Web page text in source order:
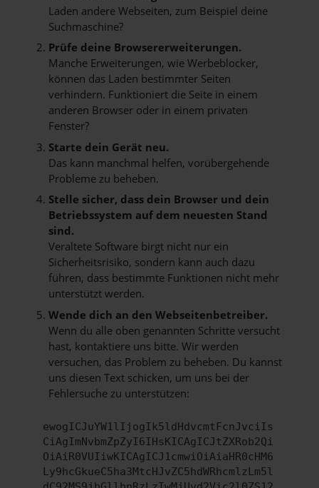
Laden andere Webseiten, zum Beispiel deine
Suchmaschine?
Prüfe deine Browsererweiterungen.
Manche Erweiterungen, wie Werbeblocker,
können das Laden bestimmter Seiten
verhindern. Funktioniert die Seite in einem
anderen Browser oder in einem privaten
Fenster?
Starte dein Gerät neu.
Das kann manchmal helfen, vorübergehende
Probleme zu beheben.
Stelle sicher, dass dein Browser und dein
Betriebssystem auf dem neuesten Stand
sind.
Veraltete Software birgt nicht nur ein
Sicherheitsrisiko, sondern kann auch dazu
führen, dass bestimmte Funktionen nicht mehr
unterstützt werden.
Wende dich an den Webseitenbetreiber.
Wenn du alle oben genannten Schritte versucht
hast, kontaktiere uns bitte. Wir werden
versuchen, das Problem zu beheben. Du kannst
uns diesen Text schicken, um uns bei der
Fehlersuche zu unterstützen:
ewogICJuYW1lIjogIk5ldHdvcmtFcnJvciIs
CiAgImNvbmZpZyI6IHsKICAgICJtZXRob2Qi
OiAiR0VUIiwKICAgICJ1cmwiOiAiaHR0cHM6
Ly9hcGkueC5ha3MtcHJvZC5hdWRhcmlzLm5l